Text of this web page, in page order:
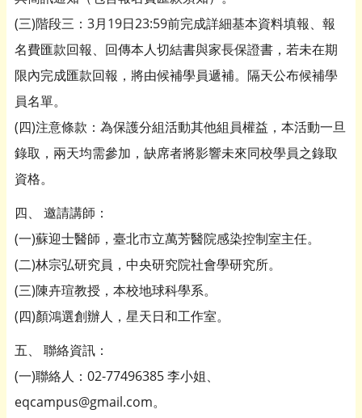
(三)階段三：3月19日23:59前完成詳細基本資料填報、報
名費匯款回報、回傳本人切結書與家長保證書，若未在期
限內完成匯款回報，將由候補學員遞補。隔天公布候補學
員名單。
(四)注意條款：為保護分組活動其他組員權益，本活動一旦
錄取，兩天均需參加，缺席者將影響未來同校學員之錄取
資格。
四、 邀請講師：
(一)蘇迎士醫師，臺北市立萬芳醫院感染控制室主任。
(二)林宗弘研究員，中央研究院社會學研究所。
(三)陳卉瑄教授，本校地球科學系。
(四)顏鴻選創辦人，星天日和工作室。
五、 聯絡資訊：
(一)聯絡人：02-77496385 李小姐、
eqcampus@gmail.com。